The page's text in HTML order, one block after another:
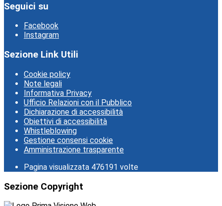
Seguici su
Facebook
Instagram
Sezione Link Utili
Cookie policy
Note legali
Informativa Privacy
Ufficio Relazioni con il Pubblico
Dichiarazione di accessibilità
Obiettivi di accessibilità
Whistleblowing
Gestione consensi cookie
Amministrazione trasparente
Pagina visualizzata 476191 volte
Sezione Copyright